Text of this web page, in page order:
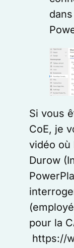
Si vous
CoE, je
vidéo où
Durow
pour la
https://